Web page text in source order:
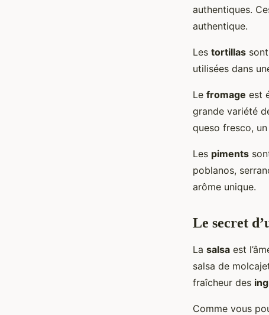
authentiques.
authentique.
Les tortillas
utilisées dans
Le fromage est
grande variété
queso fresco,
Les piments
poblanos,
arôme unique.
Le secret
La salsa est
salsa de
fraîcheur des
Comme vous